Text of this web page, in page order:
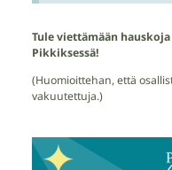
Tule viettämään
Pikkiksessä!
(Huomioittehan, että
vakuutettuja.)